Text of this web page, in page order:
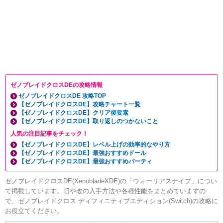
ゼノブレイドクロスDEの攻略情報
ゼノブレイドクロスDE 攻略TOP
【ゼノブレイドクロスDE】攻略チャート一覧
【ゼノブレイドクロスDE】クリア後要素
【ゼノブレイドクロスDE】取り返しのつかないこと
人気の注目記事をチェック！
【ゼノブレイドクロスDE】レベル上げの効率的なやり方
【ゼノブレイドクロスDE】最強おすすめドール
【ゼノブレイドクロスDE】最強おすすめパーティ
ゼノブレイドクロスDE(XenobladeXDE)の「ウォーリアスナイプ」につい
て掲載しています。旧や改の入手方法や各種性能をまとめていますの
で、ゼノブレイドクロス ディフィニティブエディション(Switch)の攻略に
お役立てください。